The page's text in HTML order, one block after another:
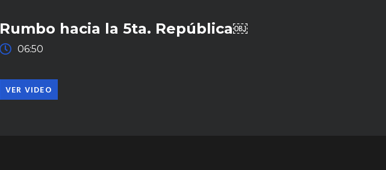
Rumbo hacia la 5ta. República￼
06:50
VER VIDEO